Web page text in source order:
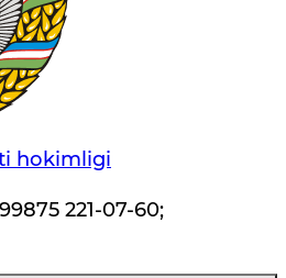
hоkimligi
221-07-60;